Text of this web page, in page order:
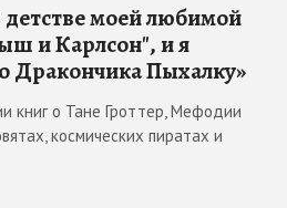
моей любимой
и Карлсон", и я
Дракончика Пыхалку»
книг о Тане Гроттер, Мефодии
космических пиратах и